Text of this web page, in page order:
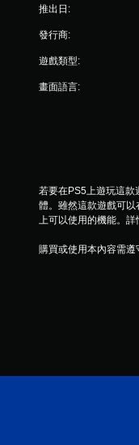
推出日:
發行商:
遊戲類型:
畫面語言:
若要在PS5上遊玩這款
體。雖然這款遊戲可
上可以使用的機能。
購買或使用本內容需遵